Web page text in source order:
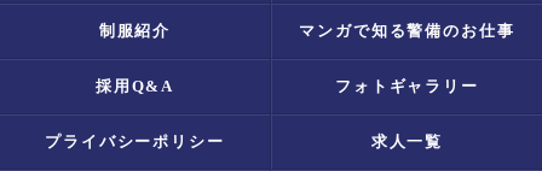
制服紹介 マンガで知る警備のお仕事
採用Q&A フォトギャラリー
プライバシーポリシー 求人一覧